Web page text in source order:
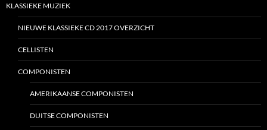
KLASSIEKE MUZIEK
NIEUWE KLASSIEKE CD 2017 OVERZICHT
CELLISTEN
COMPONISTEN
AMERIKAANSE COMPONISTEN
DUITSE COMPONISTEN